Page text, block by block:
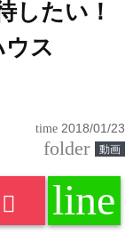
したい！
ウス
time 2018/01/23
folder 動画
line